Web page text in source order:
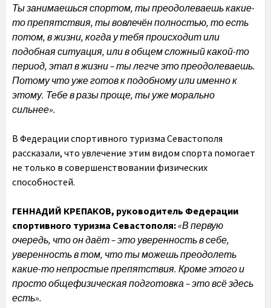
Ты занимаешься спортом, ты преодолеваешь какие-
то препятствия, ты вовлечён полностью, то есть
потом, в жизни, когда у тебя происходит или
подобная ситуация, или в общем сложный какой-то
период, этап в жизни – ты легче это преодолеваешь.
Потому что уже готов к подобному или именно к
этому. Тебе в разы проще, ты уже морально
сильнее».
В Федерации спортивного туризма Севастополя
рассказали, что увлечение этим видом спорта помогает
не только в совершенствовании физических
способностей.
ГЕННАДИЙ КРЕПАКОВ, руководитель Федерации
спортивного туризма Севастополя:«В первую
очередь, что он даёт – это уверенность в себе,
уверенность в том, что ты можешь преодолеть
какие-то непростые препятствия. Кроме этого и
просто общефизическая подготовка – это всё здесь
есть».